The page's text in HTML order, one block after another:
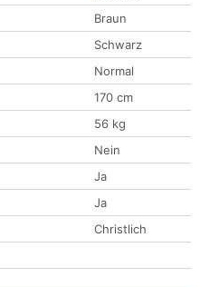
Braun
Schwarz
Normal
170 cm
56 kg
Nein
Ja
Ja
Christlich